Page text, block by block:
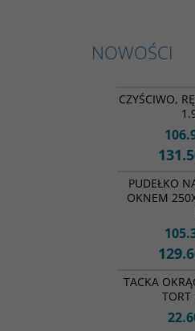
NOWOŚCI
CZYŚCIWO,
PUDEŁKO
OKNEM
TACKA
TORT